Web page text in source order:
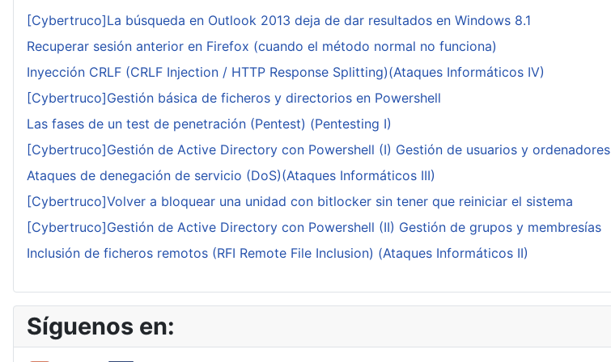
[Cybertruco]La búsqueda en Outlook 2013 deja de dar resultados en Windows 8.1
Recuperar sesión anterior en Firefox (cuando el método normal no funciona)
Inyección CRLF (CRLF Injection / HTTP Response Splitting)(Ataques Informáticos IV)
[Cybertruco]Gestión básica de ficheros y directorios en Powershell
Las fases de un test de penetración (Pentest) (Pentesting I)
[Cybertruco]Gestión de Active Directory con Powershell (I) Gestión de usuarios y ordenadores
Ataques de denegación de servicio (DoS)(Ataques Informáticos III)
[Cybertruco]Volver a bloquear una unidad con bitlocker sin tener que reiniciar el sistema
[Cybertruco]Gestión de Active Directory con Powershell (II) Gestión de grupos y membresías
Inclusión de ficheros remotos (RFI Remote File Inclusion) (Ataques Informáticos II)
Síguenos en: